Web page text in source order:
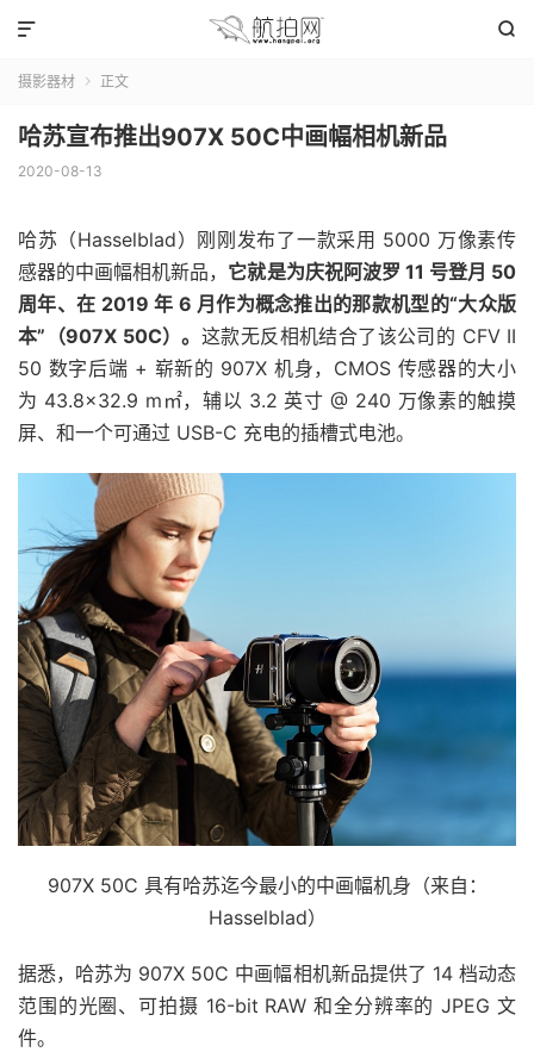


摄影器材  正文
哈苏宣布推出907X 50C中画幅相机新品
2020-08-13
哈苏（Hasselblad）刚刚发布了一款采用 5000 万像素传
感器的中画幅相机新品， 它就是为庆祝阿波罗 11 号登月 50
周年、在 2019 年 6 月作为概念推出的那款机型的“大众版
本”（907X 50C）。 这款无反相机结合了该公司的 CFV II
50 数字后端 + 崭新的 907X 机身，CMOS 传感器的大小
为 43.8×32.9 m㎡，辅以 3.2 英寸 @ 240 万像素的触摸
屏、和一个可通过 USB-C 充电的插槽式电池。
907X 50C 具有哈苏迄今最小的中画幅机身（来自：
Hasselblad）
据悉，哈苏为 907X 50C 中画幅相机新品提供了 14 档动态
范围的光圈、可拍摄 16-bit RAW 和全分辨率的 JPEG 文
件。